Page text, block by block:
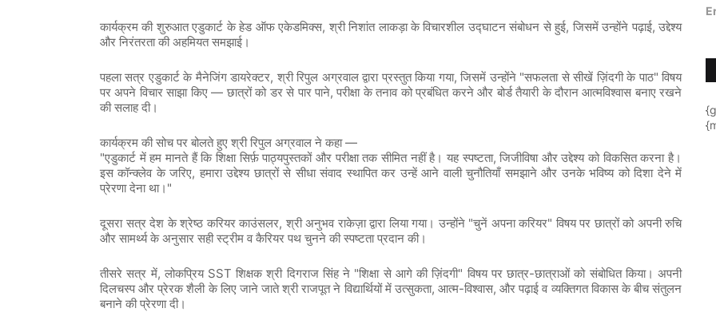
कार्यक्रम की शुरुआत एडुकार्ट के हेड ऑफ एकेडमिक्स, श्री निशांत लाकड़ा के विचारशील उद्घाटन संबोधन से हुई, जिसमें उन्होंने पढ़ाई,उद्देश्य
और निरंतरता की अहमियत समझाई।
पहला सत्र एडुकार्ट के मैनेजिंग डायरेक्टर, श्री रिपुल अग्रवाल द्वारा प्रस्तुत किया गया,जिसमें उन्होंने"सफलता से सीखें ज़िंदगी के पाठ"विषय
पर अपने विचार साझा किए— छात्रों को डर से पार पाने,परीक्षा के तनाव को प्रबंधित करने और बोर्ड तैयारी के दौरान आत्मविश्वास बनाए रखने
की सलाह दी।
कार्यक्रम की सोच पर बोलते हुए श्री रिपुल अग्रवाल ने कहा—
"एडुकार्ट में हम मानते हैं कि शिक्षा सिर्फ़ पाठ्यपुस्तकों और परीक्षा तक सीमित नहीं है। यह स्पष्टता,जिजीविषा और उद्देश्य को विकसित करना है।
इस कॉन्क्लेव के जरिए, हमारा उद्देश्य छात्रों से सीधा संवाद स्थापित कर उन्हें आने वाली चुनौतियाँ समझाने और उनके भविष्य को दिशा देने में
प्रेरणा देना था। "
दूसरा सत्र देश के श्रेष्ठ करियर काउंसलर, श्री अनुभव राकेज़ा द्वारा लिया गया। उन्होंने"चुनें अपना करियर" विषय पर छात्रों को अपनी रुचि
और सामर्थ्य के अनुसार सही स्ट्रीम व कैरियर पथ चुनने की स्पष्टता प्रदान की।
तीसरे सत्र में, लोकप्रियSSTशिक्षक श्री दिगराज सिंह ने "शिक्षा से आगे की ज़िंदगी" विषय पर छात्र-छात्राओं को संबोधित किया। अपनी
दिलचस्प और प्रेरक शैली के लिए जाने जाते श्री राजपूत ने विद्यार्थियों में उत्सुकता, आत्म-विश्वास,और पढ़ाई व व्यक्तिगत विकास के बीच संतुलन
बनाने की प्रेरणा दी।